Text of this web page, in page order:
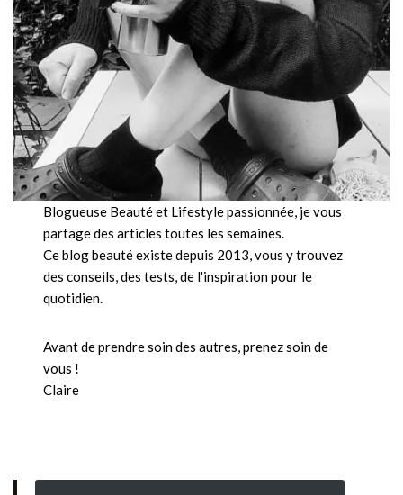
Blogueuse Beauté et Lifestyle passionnée, je vous
partage des articles toutes les semaines.
Ce blog beauté existe depuis 2013, vous y trouvez
des conseils, des tests, de l'inspiration pour le
quotidien.
Avant de prendre soin des autres, prenez soin de
vous !
Claire